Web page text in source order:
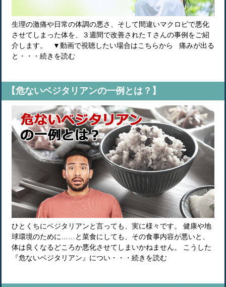
生理の激痛や日常の体調の悪さ、そして間違いマクロビで悪化
させてしまった体を、３週間で改善されたＴさんの事例をご紹
介します。 ▼動画で視聴したい場合はこちらから 痛みが出る
と・・・続きを読む
【危ないベジタリアンの一例とは？】
ひとくちにベジタリアンと言っても、実に様々です。 健康や地
球環境のために……と菜食にしても、その食事内容が悪いと、
体は良くなるどころか悪化させてしまいかねません。 こうした
『危ないベジタリアン』につい・・・続きを読む